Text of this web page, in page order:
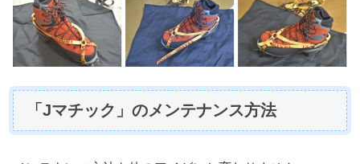
「Jマチック」のメンテナンス方法